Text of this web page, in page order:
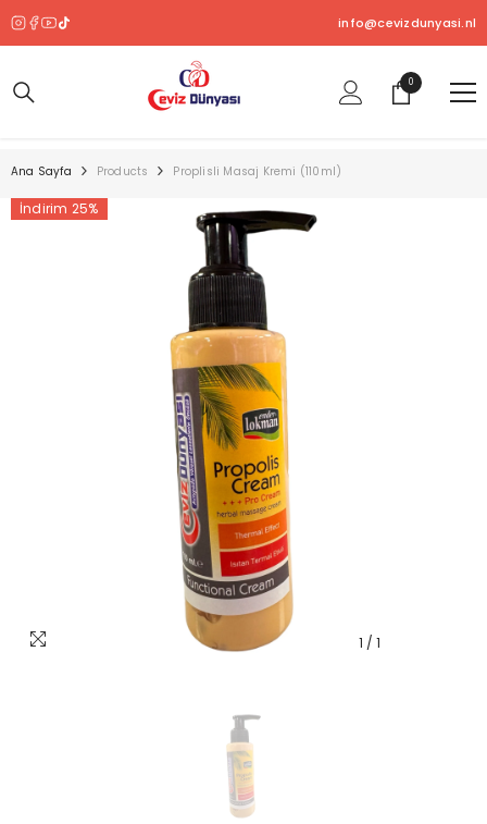
info@cevizdunyasi.nl
00
ürün
Ana Sayfa Products Proplisli Masaj Kremi (110ml)
İndirim 25%
1 / 1